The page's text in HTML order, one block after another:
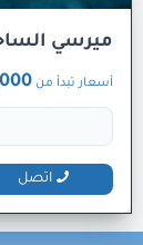
ميرسي
أسعار تبدأ من
اتصل